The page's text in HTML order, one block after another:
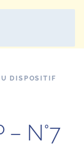
DISPOSITIF
– N°7